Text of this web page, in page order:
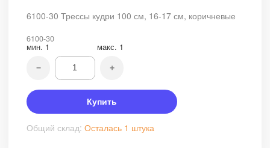
6100-30 Трессы кудри 100 см, 16-17 см, коричневые
6100-30
мин. 1 макс. 1
− +
Купить
Общий склад: Осталась 1 штука